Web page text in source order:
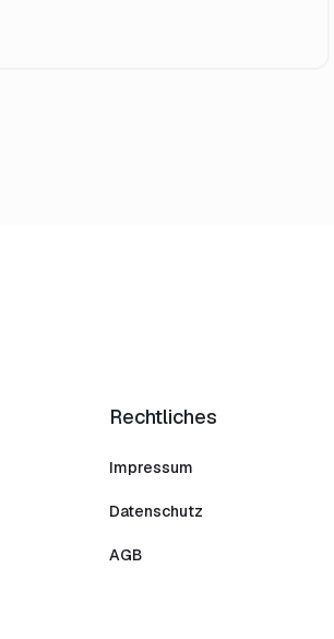
Rechtliches
Impressum
Datenschutz
AGB